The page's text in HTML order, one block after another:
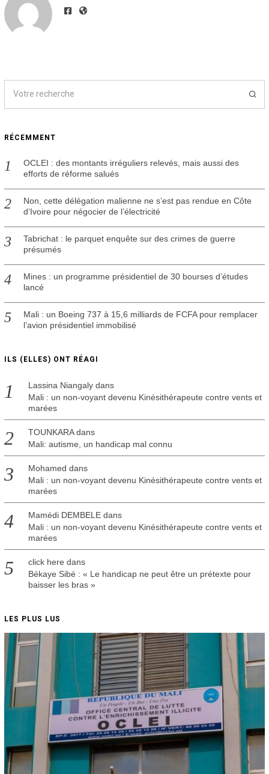
RÉCEMMENT
OCLEI : des montants irréguliers relevés, mais aussi des
efforts de réforme salués
Non, cette délégation malienne ne s’est pas rendue en Côte
d’Ivoire pour négocier de l’électricité
Tabrichat : le parquet enquête sur des crimes de guerre
présumés
Mines : un programme présidentiel de 30 bourses d’études
lancé
Mali : un Boeing 737 à 15,6 milliards de FCFA pour remplacer
l’avion présidentiel immobilisé
ILS (ELLES) ONT RÉAGI
Lassina Niangalydans
Mali : un non-voyant devenu Kinésithérapeute contre vents et
marées
TOUNKARAdans
Mali: autisme, un handicap mal connu
Mohamed dans
Mali : un non-voyant devenu Kinésithérapeute contre vents et
marées
Mamédi DEMBELEdans
Mali : un non-voyant devenu Kinésithérapeute contre vents et
marées
click here dans
Békaye Sibé : « Le handicap ne peut être un prétexte pour
baisser les bras »
LES PLUS LUS